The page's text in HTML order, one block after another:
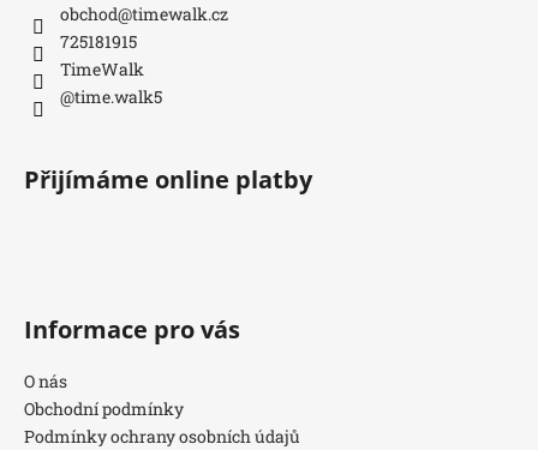
obchod@timewalk.cz
725181915
TimeWalk
@time.walk5
Přijímáme online platby
Informace pro vás
O nás
Obchodní podmínky
Podmínky ochrany osobních údajů